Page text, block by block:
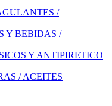
/
Y BEBIDAS /
Y ANTIPIRETICO
/ ACEITES